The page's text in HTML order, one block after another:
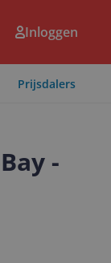
Inloggen
Prijsdalers
-